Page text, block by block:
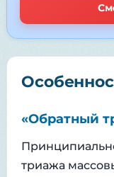
«Обратный
триажа